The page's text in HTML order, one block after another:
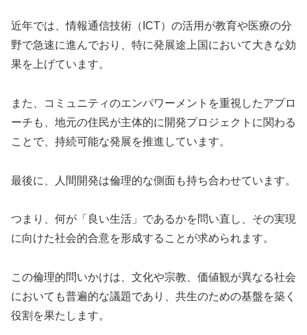
近年では、情報通信技術（ICT）の活用が教育や医療の分
野で急速に進んでおり、特に発展途上国において大きな効
果を上げています。
また、コミュニティのエンパワーメントを重視したアプロ
ーチも、地元の住民が主体的に開発プロジェクトに関わる
ことで、持続可能な発展を推進しています。
最後に、人間開発は倫理的な側面も持ち合わせています。
つまり、何が「良い生活」であるかを問い直し、その実現
に向けた社会的合意を形成することが求められます。
この倫理的問いかけは、文化や宗教、価値観が異なる社会
においても普遍的な議題であり、共生のための基盤を築く
役割を果たします。